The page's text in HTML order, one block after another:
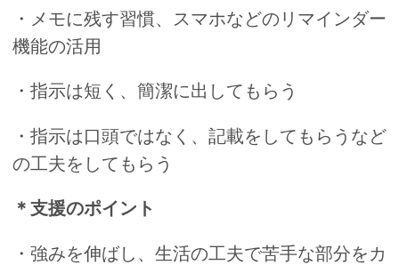
・メモに残す習慣、スマホなどのリマインダー
機能の活用
・指示は短く、簡潔に出してもらう
・指示は口頭ではなく、記載をしてもらうなど
の工夫をしてもらう
＊支援のポイント
・強みを伸ばし、生活の工夫で苦手な部分をカ